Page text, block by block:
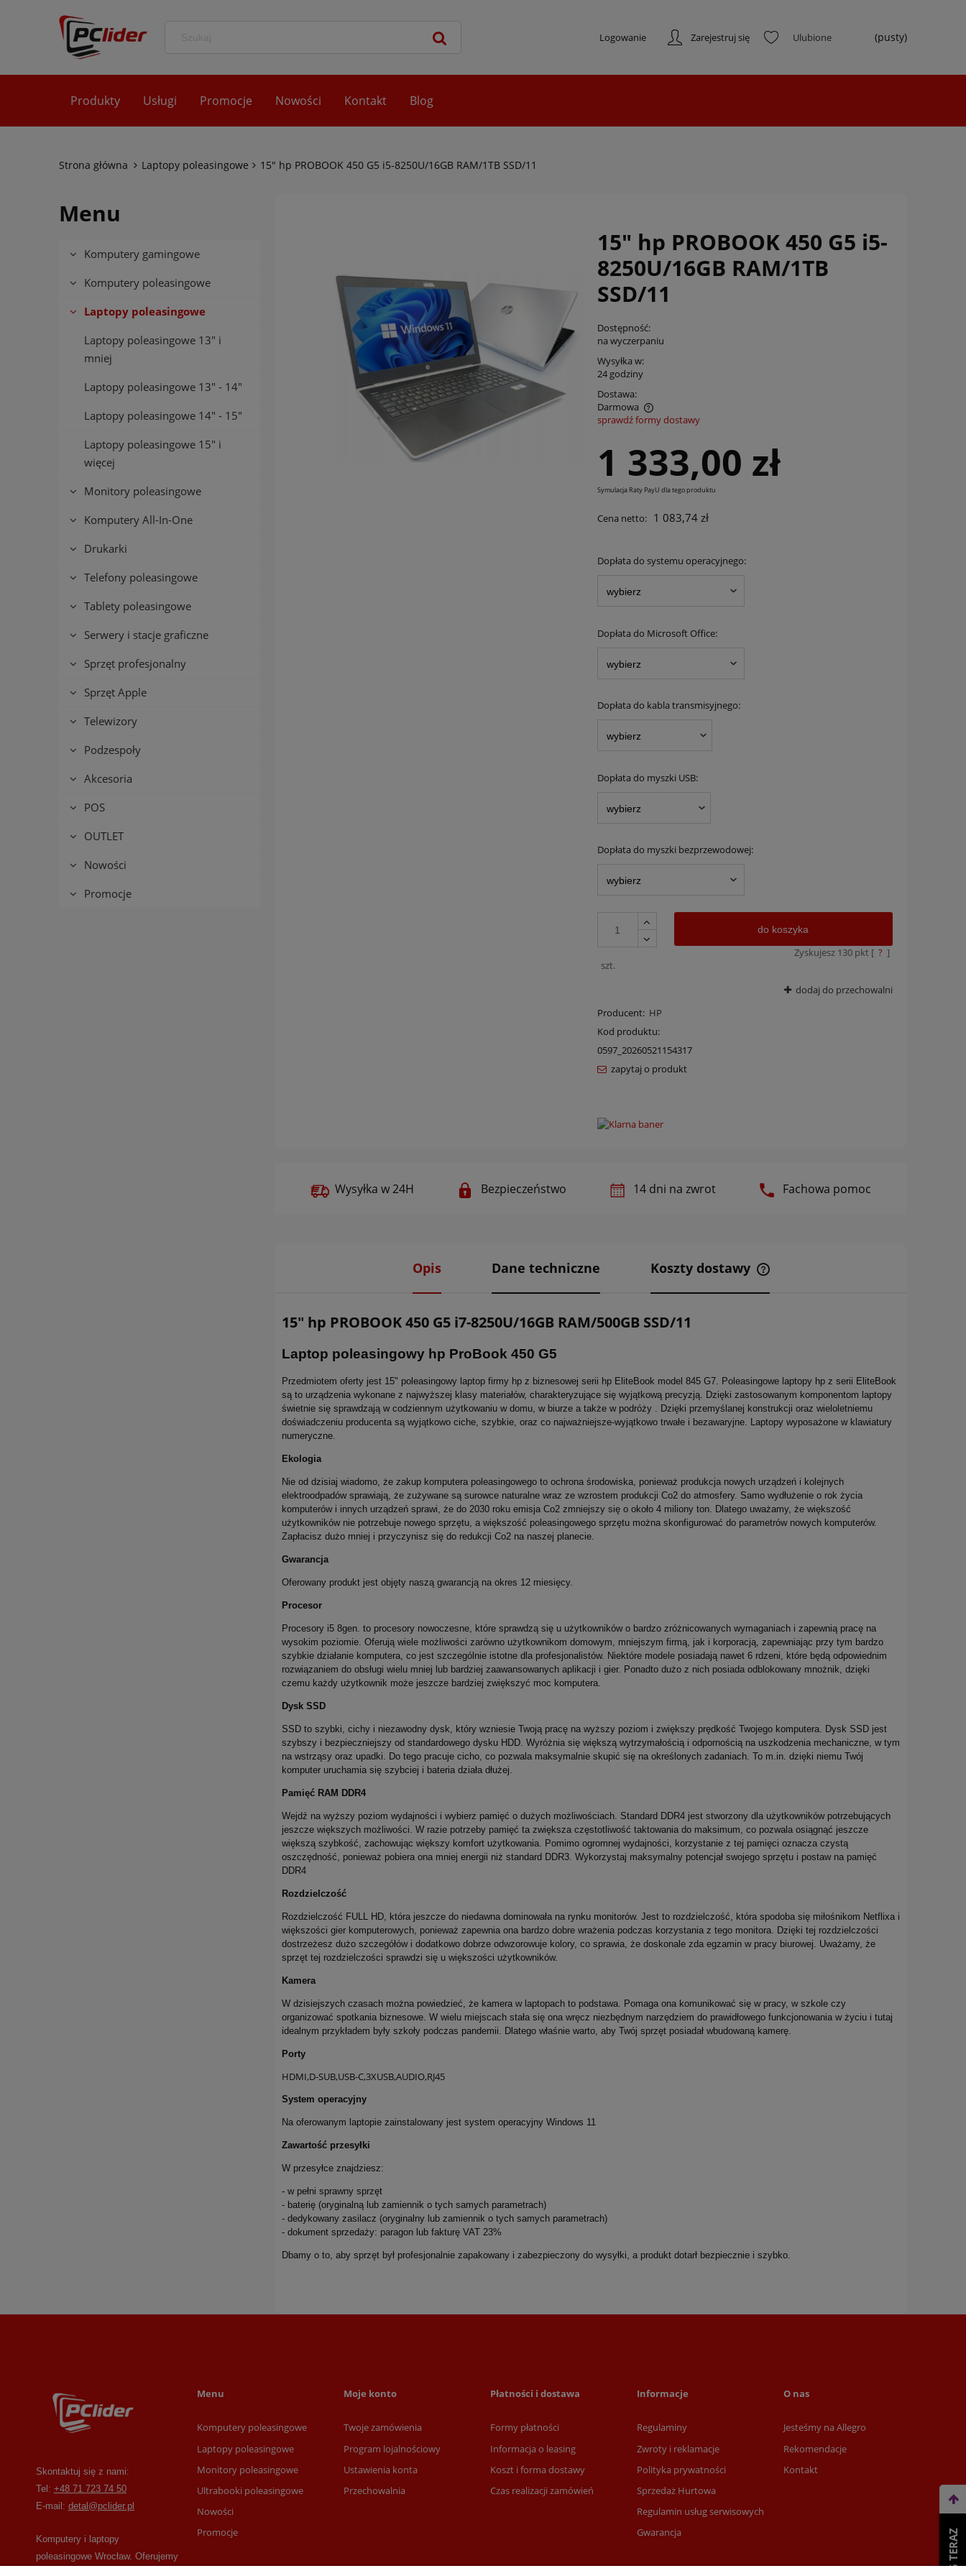
Zarejestruj się
Logowanie (pusty)
Produkty Usługi Promocje Nowości Kontakt Blog
Strona główna Laptopy poleasingowe 15" hp PROBOOK 450 G5 i5-8250U/16GB RAM/1TB SSD/11
Menu
Komputery gamingowe
Komputery poleasingowe
Laptopy poleasingowe
Laptopy poleasingowe 13" i
mniej
Laptopy poleasingowe 13" - 14"
Laptopy poleasingowe 14" - 15"
Laptopy poleasingowe 15" i
więcej
Monitory poleasingowe
Komputery All-In-One
Drukarki
Telefony poleasingowe
Tablety poleasingowe
Serwery i stacje graficzne
Sprzęt profesjonalny
Sprzęt Apple
Telewizory
Podzespoły
Akcesoria
POS
OUTLET
Nowości
Promocje
15" hp PROBOOK 450 G5 i5-
8250U/16GB RAM/1TB
SSD/11
Dostępność:
na wyczerpaniu
Wysyłka w:
24 godziny
Dostawa:
Darmowa
Cena nie zawiera ewentualnych kosztów
sprawdź formy dostawy
1 333,00 zł
Symulacja Raty PayU dla tego produktu
Cena netto: 1 083,74 zł
Dopłata do systemu operacyjnego:
Dopłata do Microsoft Office:
Dopłata do kabla transmisyjnego:
Dopłata do myszki USB:
Dopłata do myszki bezprzewodowej:
szt.
do koszyka
Zyskujesz 130pkt [ ? ]
dodaj do przechowalni
Producent: HP
Kod produktu:
0597_20260521154317
zapytaj o produkt
Wysyłka w 24H Bezpieczeństwo 14 dni na zwrot Fachowa pomoc
Opis Dane techniczne Koszty dostawy
15" hp PROBOOK 450 G5 i7-8250U/16GB RAM/500GB SSD/11
Laptop poleasingowy hp ProBook 450 G5
Przedmiotem oferty jest 15" poleasingowy laptop firmy hp z biznesowej serii hp EliteBook model 845 G7. Poleasingowe laptopy hp z serii EliteBook
są to urządzenia wykonane z najwyższej klasy materiałów, charakteryzujące się wyjątkową precyzją. Dzięki zastosowanym komponentom laptopy
świetnie się sprawdzają w codziennym użytkowaniu w domu, w biurze a także w podróży . Dzięki przemyślanej konstrukcji oraz wieloletniemu
doświadczeniu producenta są wyjątkowo ciche, szybkie, oraz co najważniejsze-wyjątkowo trwałe i bezawaryjne. Laptopy wyposażone w klawiatury
numeryczne.
Ekologia
Nie od dzisiaj wiadomo, że zakup komputera poleasingowego to ochrona środowiska, ponieważ produkcja nowych urządzeń i kolejnych
elektroodpadów sprawiają, że zużywane są surowce naturalne wraz ze wzrostem produkcji Co2 do atmosfery. Samo wydłużenie o rok życia
komputerów i innych urządzeń sprawi, że do 2030 roku emisja Co2 zmniejszy się o około 4 miliony ton. Dlatego uważamy, że większość
użytkowników nie potrzebuje nowego sprzętu, a większość poleasingowego sprzętu można skonfigurować do parametrów nowych komputerów.
Zapłacisz dużo mniej i przyczynisz się do redukcji Co2 na naszej planecie.
Gwarancja
Oferowany produkt jest objęty naszą gwarancją na okres 12 miesięcy.
Procesor
Procesory i5 8gen. to procesory nowoczesne, które sprawdzą się u użytkowników o bardzo zróżnicowanych wymaganiach i zapewnią pracę na
wysokim poziomie. Oferują wiele możliwości zarówno użytkownikom domowym, mniejszym firmą, jak i korporacją, zapewniając przy tym bardzo
szybkie działanie komputera, co jest szczególnie istotne dla profesjonalistów. Niektóre modele posiadają nawet 6 rdzeni, które będą odpowiednim
rozwiązaniem do obsługi wielu mniej lub bardziej zaawansowanych aplikacji i gier. Ponadto dużo z nich posiada odblokowany mnożnik, dzięki
czemu każdy użytkownik może jeszcze bardziej zwiększyć moc komputera.
Dysk SSD
SSD to szybki, cichy i niezawodny dysk, który wzniesie Twoją pracę na wyższy poziom i zwiększy prędkość Twojego komputera. Dysk SSD jest
szybszy i bezpieczniejszy od standardowego dysku HDD. Wyróżnia się większą wytrzymałością i odpornością na uszkodzenia mechaniczne, w tym
na wstrząsy oraz upadki. Do tego pracuje cicho, co pozwala maksymalnie skupić się na określonych zadaniach. To m.in. dzięki niemu Twój
komputer uruchamia się szybciej i bateria działa dłużej.
Pamięć RAM DDR4
Wejdź na wyższy poziom wydajności i wybierz pamięć o dużych możliwościach. Standard DDR4 jest stworzony dla użytkowników potrzebujących
jeszcze większych możliwości. W razie potrzeby pamięć ta zwiększa częstotliwość taktowania do maksimum, co pozwala osiągnąć jeszcze
większą szybkość, zachowując większy komfort użytkowania. Pomimo ogromnej wydajności, korzystanie z tej pamięci oznacza czystą
oszczędność, ponieważ pobiera ona mniej energii niż standard DDR3. Wykorzystaj maksymalny potencjał swojego sprzętu i postaw na pamięć
DDR4
Rozdzielczość
Rozdzielczość FULL HD, która jeszcze do niedawna dominowała na rynku monitorów. Jest to rozdzielczość, która spodoba się miłośnikom Netflixa i
większości gier komputerowych, ponieważ zapewnia ona bardzo dobre wrażenia podczas korzystania z tego monitora. Dzięki tej rozdzielczości
dostrzeżesz dużo szczegółów i dodatkowo dobrze odwzorowuje kolory, co sprawia, że doskonale zda egzamin w pracy biurowej. Uważamy, że
sprzęt tej rozdzielczości sprawdzi się u większości użytkowników.
Kamera
W dzisiejszych czasach można powiedzieć, że kamera w laptopach to podstawa. Pomaga ona komunikować się w pracy, w szkole czy
organizować spotkania biznesowe. W wielu miejscach stała się ona wręcz niezbędnym narzędziem do prawidłowego funkcjonowania w życiu i tutaj
idealnym przykładem były szkoły podczas pandemii. Dlatego właśnie warto, aby Twój sprzęt posiadał wbudowaną kamerę.
Porty
HDMI,D-SUB,USB-C,3XUSB,AUDIO,RJ45
System operacyjny
Na oferowanym laptopie zainstalowany jest system operacyjny Windows 11
Zawartość przesyłki
W przesyłce znajdziesz:
- w pełni sprawny sprzęt
- baterię (oryginalną lub zamiennik o tych samych parametrach)
- dedykowany zasilacz (oryginalny lub zamiennik o tych samych parametrach)
- dokument sprzedaży: paragon lub fakturę VAT 23%
Dbamy o to, aby sprzęt był profesjonalnie zapakowany i zabezpieczony do wysyłki, a produkt dotarł bezpiecznie i szybko.
Menu
Komputery poleasingowe
Laptopy poleasingowe
Monitory poleasingowe
Ultrabooki poleasingowe
Nowości
Promocje
Moje konto
Twoje zamówienia
Program lojalnościowy
Ustawienia konta
Przechowalnia
Płatności i dostawa
Formy płatności
Informacja o leasing
Koszt i forma dostawy
Czas realizacji zamówień
Informacje
Regulaminy
Zwroty i reklamacje
Polityka prywatności
Sprzedaż Hurtowa
Regulamin usług serwisowych
Gwarancja
O nas
Jesteśmy na Allegro
Rekomendacje
Kontakt
Skontaktuj się z nami:
Tel: +48 71 723 74 50
E-mail: detal@pclider.pl
Komputery i laptopy
poleasingowe Wrocław. Oferujemy